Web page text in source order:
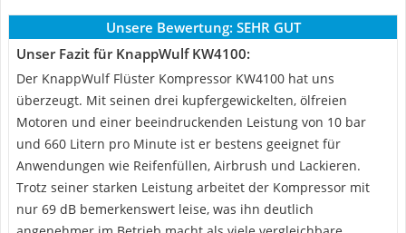
Unsere Bewertung: SEHR GUT
Unser Fazit für KnappWulf KW4100:
Der KnappWulf Flüster Kompressor KW4100 hat uns
überzeugt. Mit seinen drei kupfergewickelten, ölfreien
Motoren und einer beeindruckenden Leistung von 10 bar
und 660 Litern pro Minute ist er bestens geeignet für
Anwendungen wie Reifenfüllen, Airbrush und Lackieren.
Trotz seiner starken Leistung arbeitet der Kompressor mit
nur 69 dB bemerkenswert leise, was ihn deutlich